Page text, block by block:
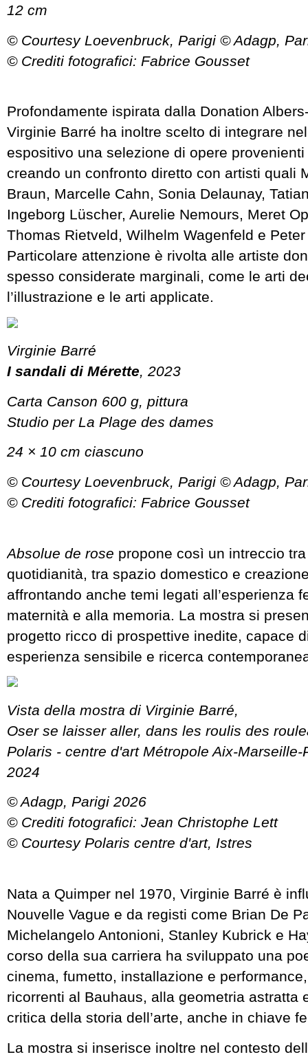
12 cm
© Courtesy Loevenbruck, Parigi © Adagp,
© Crediti fotografici: Fabrice Gousset
Profondamente ispirata dalla Donation
Virginie Barré ha inoltre scelto di integrare
espositivo una selezione di opere
creando un confronto diretto con artisti quali
Braun, Marcelle Cahn, Sonia Delaunay,
Ingeborg Lüscher, Aurelie Nemours, Meret
Thomas Rietveld, Wilhelm Wagenfeld e
Particolare attenzione è rivolta alle artiste
spesso considerate marginali, come le arti
l’illustrazione e le arti applicate.
Virginie Barré
I sandali di Mérette, 2023
Carta Canson 600 g, pittura
Studio per La Plage des dames
24 × 10 cm ciascuno
© Courtesy Loevenbruck, Parigi © Adagp,
© Crediti fotografici: Fabrice Gousset
Absolue de rose propone così un intreccio
quotidianità, tra spazio domestico e
affrontando anche temi legati all’esperienza
maternità e alla memoria. La mostra si
progetto ricco di prospettive inedite, capace
esperienza sensibile e ricerca
Vista della mostra di Virginie Barré,
Oser se laisser aller, dans les roulis des
Polaris - centre d'art Métropole Aix-
2024
© Adagp, Parigi 2026
© Crediti fotografici: Jean Christophe Lett
© Courtesy Polaris centre d'art, Istres
Nata a Quimper nel 1970, Virginie Barré è
Nouvelle Vague e da registi come Brian De
Michelangelo Antonioni, Stanley Kubrick e
corso della sua carriera ha sviluppato una
cinema, fumetto, installazione e
ricorrenti al Bauhaus, alla geometria astratta
critica della storia dell’arte, anche in chiave
La mostra si inserisce inoltre nel contesto